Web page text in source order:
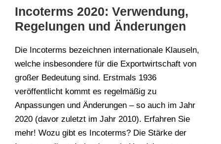
Incoterms 2020: Verwendung,
Regelungen und Änderungen
Die Incoterms bezeichnen internationale Klauseln,
welche insbesondere für die Exportwirtschaft von
großer Bedeutung sind. Erstmals 1936
veröffentlicht kommt es regelmäßig zu
Anpassungen und Änderungen – so auch im Jahr
2020 (davor zuletzt im Jahr 2010). Erfahren Sie
mehr! Wozu gibt es Incoterms? Die Stärke der